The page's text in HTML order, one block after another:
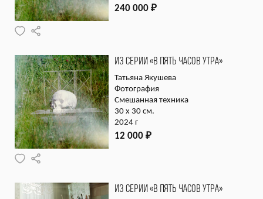
240 000 ₽
ИЗ СЕРИИ «В ПЯТЬ ЧАСОВ УТРА»
Татьяна Якушева
Фотография
Смешанная техника
30 х 30 см.
2024 г
12 000 ₽
ИЗ СЕРИИ «В ПЯТЬ ЧАСОВ УТРА»